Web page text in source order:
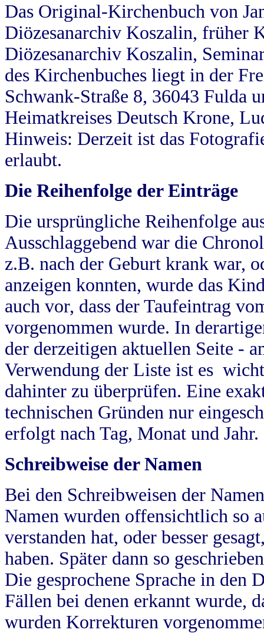
Das Original-Kirchenbuch von
Diözesanarchiv Koszalin, früher
Diözesanarchiv Koszalin,
des Kirchenbuches liegt in der
Schwank-Straße 8, 36043 Fulda
Heimatkreises Deutsch Krone,
Hinweis: Derzeit ist das
erlaubt.
Die Reihenfolge der Einträge
Die ursprüngliche Reihenfolge
Ausschlaggebend war die
z.B. nach der Geburt krank war,
anzeigen konnten, wurde das
auch vor, dass der Taufeintrag
vorgenommen wurde. In
der derzeitigen aktuellen Seite -
Verwendung der Liste ist es
dahinter zu überprüfen. Eine
technischen Gründen nur
erfolgt nach Tag, Monat und Jahr.
Schreibweise der Namen
Bei den Schreibweisen der
Namen wurden offensichtlich so
verstanden hat, oder besser
haben. Später dann so
Die gesprochene Sprache in
Fällen bei denen erkannt wurde,
wurden Korrekturen